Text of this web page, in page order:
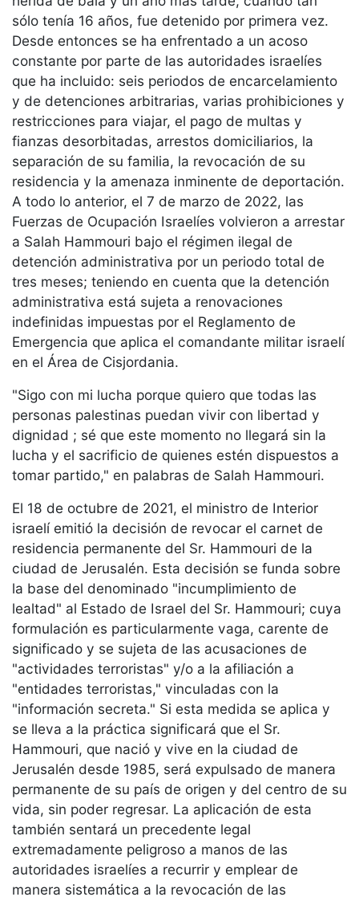
sólo tenía 16 años, fue detenido por primera vez.
Desde entonces se ha enfrentado a un acoso
constante por parte de las autoridades israelíes
que ha incluido: seis periodos de encarcelamiento
y de detenciones arbitrarias, varias prohibiciones y
restricciones para viajar, el pago de multas y
fianzas desorbitadas, arrestos domiciliarios, la
separación de su familia, la revocación de su
residencia y la amenaza inminente de deportación.
A todo lo anterior, el 7 de marzo de 2022, las
Fuerzas de Ocupación Israelíes volvieron a arrestar
a Salah Hammouri bajo el régimen ilegal de
detención administrativa por un periodo total de
tres meses; teniendo en cuenta que la detención
administrativa está sujeta a renovaciones
indefinidas impuestas por el Reglamento de
Emergencia que aplica el comandante militar israelí
en el Área de Cisjordania.
"Sigo con mi lucha porque quiero que todas las
personas palestinas puedan vivir con libertad y
dignidad ; sé que este momento no llegará sin la
lucha y el sacrificio de quienes estén dispuestos a
tomar partido," en palabras de Salah Hammouri.
El 18 de octubre de 2021, el ministro de Interior
israelí emitió la decisión de revocar el carnet de
residencia permanente del Sr. Hammouri de la
ciudad de Jerusalén. Esta decisión se funda sobre
la base del denominado "incumplimiento de
lealtad" al Estado de Israel del Sr. Hammouri; cuya
formulación es particularmente vaga, carente de
significado y se sujeta de las acusaciones de
"actividades terroristas" y/o a la afiliación a
"entidades terroristas," vinculadas con la
"información secreta." Si esta medida se aplica y
se lleva a la práctica significará que el Sr.
Hammouri, que nació y vive en la ciudad de
Jerusalén desde 1985, será expulsado de manera
permanente de su país de origen y del centro de su
vida, sin poder regresar. La aplicación de esta
también sentará un precedente legal
extremadamente peligroso a manos de las
autoridades israelíes a recurrir y emplear de
manera sistemática a la revocación de las